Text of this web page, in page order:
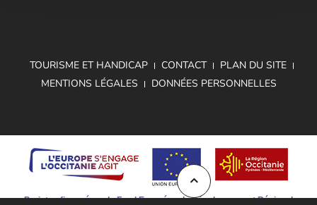
TOURISME ET HANDICAP CONTACT
PLAN DU SITE
MENTIONS LÉGALES
DONNÉES PERSONNELLES
Projet cofinancé par le Fond Européen de Développement Régional